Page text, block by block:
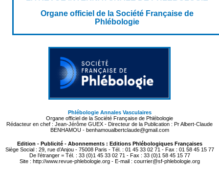
Organe officiel de la Société Française de
Phlébologie
Phlébologie Annales Vasculaires
Organe officiel de la Société Française de Phlébologie
Rédacteur en chef : Jean-Jérôme GUEX - Directeur de la Publication : Pr Albert-Claude
BENHAMOU - benhamoualbertclaude@gmail.com
Edition - Publicité - Abonnements : Editions Phlébologiques Françaises
Siège Social : 29, rue d’Anjou - 75008 Paris - Tél. : 01 45 33 02 71 - Fax : 01 58 45 15 77
De l’étranger = Tél. : 33 (0)1 45 33 02 71 - Fax : 33 (0)1 58 45 15 77
Site : http://www.revue-phlebologie.org - E-mail : courrier@sf-phlebologie.org